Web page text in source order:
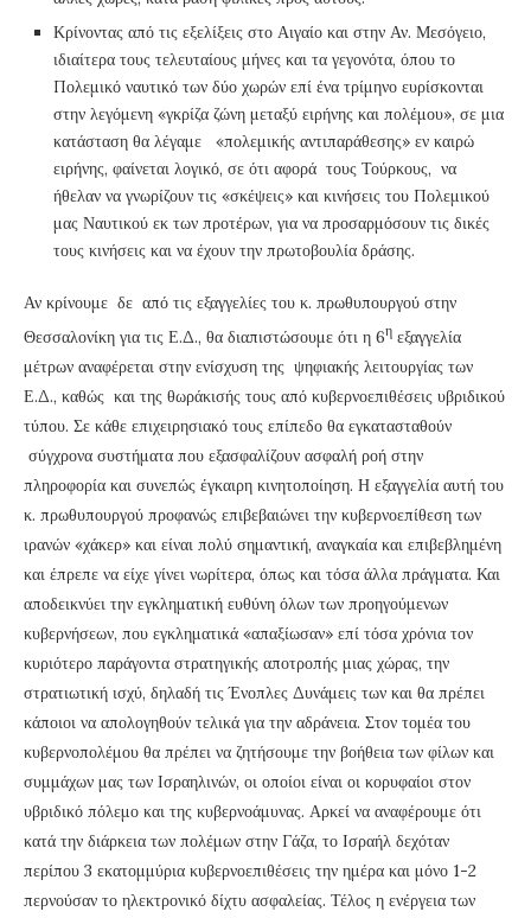
Κρίνοντας από τις εξελίξεις στο Αιγαίο και στην Αν. Μεσόγειο,
ιδιαίτερα τους τελευταίους μήνες και τα γεγονότα, όπου το
Πολεμικό ναυτικό των δύο χωρών επί ένα τρίμηνο ευρίσκονται
στην λεγόμενη «γκρίζα ζώνη μεταξύ ειρήνης και πολέμου», σε μια
κατάσταση θα λέγαμε «πολεμικής αντιπαράθεσης» εν καιρώ
ειρήνης, φαίνεται λογικό, σε ότι αφορά τους Τούρκους, να
ήθελαν να γνωρίζουν τις «σκέψεις» και κινήσεις του Πολεμικού
μας Ναυτικού εκ των προτέρων, για να προσαρμόσουν τις δικές
τους κινήσεις και να έχουν την πρωτοβουλία δράσης.
Αν κρίνουμε δε από τις εξαγγελίες του κ. πρωθυπουργού στην
Θεσσαλονίκη για τις Ε.Δ., θα διαπιστώσουμε ότι η 6η εξαγγελία
μέτρων αναφέρεται στην ενίσχυση της ψηφιακής λειτουργίας των
Ε.Δ., καθώς και της θωράκισής τους από κυβερνοεπιθέσεις υβριδικού
τύπου. Σε κάθε επιχειρησιακό τους επίπεδο θα εγκατασταθούν
σύγχρονα συστήματα που εξασφαλίζουν ασφαλή ροή στην
πληροφορία και συνεπώς έγκαιρη κινητοποίηση. Η εξαγγελία αυτή του
κ. πρωθυπουργού προφανώς επιβεβαιώνει την κυβερνοεπίθεση των
ιρανών «χάκερ» και είναι πολύ σημαντική, αναγκαία και επιβεβλημένη
και έπρεπε να είχε γίνει νωρίτερα, όπως και τόσα άλλα πράγματα. Και
αποδεικνύει την εγκληματική ευθύνη όλων των προηγούμενων
κυβερνήσεων, που εγκληματικά «απαξίωσαν» επί τόσα χρόνια τον
κυριότερο παράγοντα στρατηγικής αποτροπής μιας χώρας, την
στρατιωτική ισχύ, δηλαδή τις Ένοπλες Δυνάμεις των και θα πρέπει
κάποιοι να απολογηθούν τελικά για την αδράνεια. Στον τομέα του
κυβερνοπολέμου θα πρέπει να ζητήσουμε την βοήθεια των φίλων και
συμμάχων μας των Ισραηλινών, οι οποίοι είναι οι κορυφαίοι στον
υβριδικό πόλεμο και της κυβερνοάμυνας. Αρκεί να αναφέρουμε ότι
κατά την διάρκεια των πολέμων στην Γάζα, το Ισραήλ δεχόταν
περίπου 3 εκατομμύρια κυβερνοεπιθέσεις την ημέρα και μόνο 1-2
περνούσαν το ηλεκτρονικό δίχτυ ασφαλείας. Τέλος η ενέργεια των